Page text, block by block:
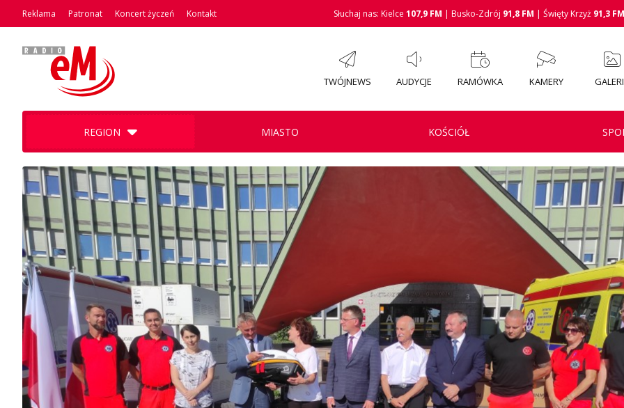
Reklama Patronat Koncert życzeń Kontakt Słuchaj nas: Kielce 107,9 FM | Busko-Zdrój 91,8 FM | Święty Krzyż 91,3 FM
TWÓJNEWS AUDYCJE RAMÓWKA KAMERY
REGION MIASTO KOŚCIÓŁ